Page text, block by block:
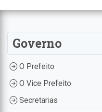
Governo
O Prefeito
O Vice Prefeito
Secretarias